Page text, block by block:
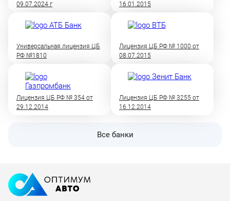
09.07.2024 г
16.01.2015
Универсальная лицензия ЦБ
РФ №1810
Лицензия ЦБ РФ № 1000 от
08.07.2015
Лицензия ЦБ РФ № 354 от
29.12.2014
Лицензия ЦБ РФ № 3255 от
16.12.2014
Все банки